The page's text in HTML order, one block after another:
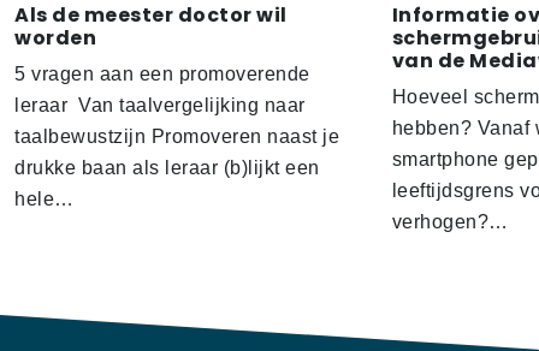
Als de meester doctor wil
worden
5 vragen aan een promoverende
leraar Van taalvergelijking naar
taalbewustzijn Promoveren naast je
drukke baan als leraar (b)lijkt een
hele…
Informatie
van de
Hoeveel
hebben?
smartphone
leeftijdsgrens
verhogen?…